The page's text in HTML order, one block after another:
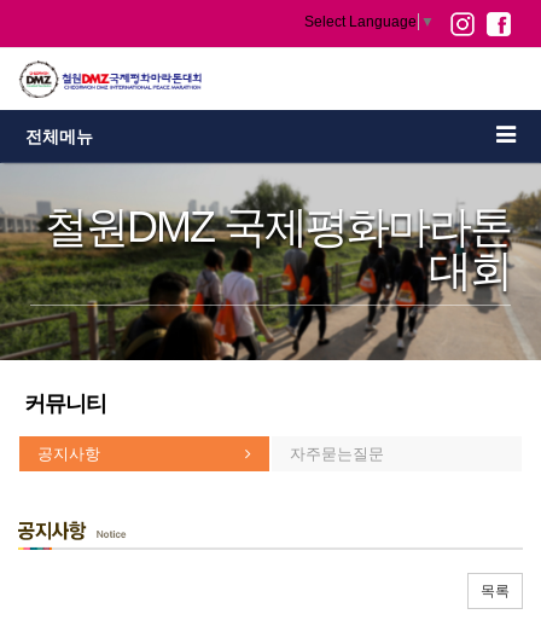
Select Language ▼
전체메뉴
철원DMZ 국제평화마라톤
대회
커뮤니티
공지사항 자주묻는질문
목록